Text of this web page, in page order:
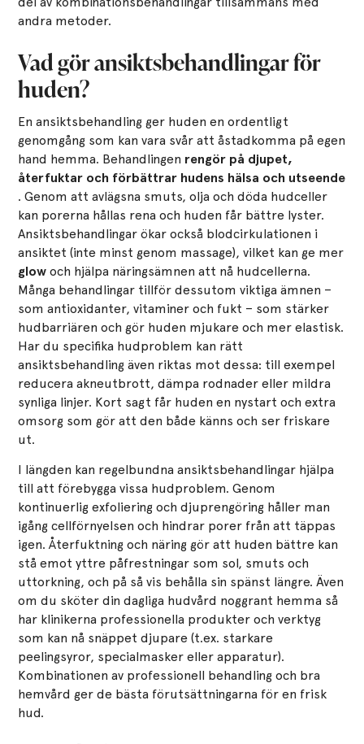
andra metoder.
Vad gör ansiktsbehandlingar för
huden?
En ansiktsbehandling ger huden en ordentligt
genomgång som kan vara svår att åstadkomma på egen
hand hemma. Behandlingen rengör på djupet,
återfuktar och förbättrar hudens hälsa och utseende
. Genom att avlägsna smuts, olja och döda hudceller
kan porerna hållas rena och huden får bättre lyster.
Ansiktsbehandlingar ökar också blodcirkulationen i
ansiktet (inte minst genom massage), vilket kan ge mer
glow och hjälpa näringsämnen att nå hudcellerna.
Många behandlingar tillför dessutom viktiga ämnen –
som antioxidanter, vitaminer och fukt – som stärker
hudbarriären och gör huden mjukare och mer elastisk.
Har du specifika hudproblem kan rätt
ansiktsbehandling även riktas mot dessa: till exempel
reducera akneutbrott, dämpa rodnader eller mildra
synliga linjer. Kort sagt får huden en nystart och extra
omsorg som gör att den både känns och ser friskare
ut.
I längden kan regelbundna ansiktsbehandlingar hjälpa
till att förebygga vissa hudproblem. Genom
kontinuerlig exfoliering och djuprengöring håller man
igång cellförnyelsen och hindrar porer från att täppas
igen. Återfuktning och näring gör att huden bättre kan
stå emot yttre påfrestningar som sol, smuts och
uttorkning, och på så vis behålla sin spänst längre​. Även
om du sköter din dagliga hudvård noggrant hemma så
har klinikerna professionella produkter och verktyg
som kan nå snäppet djupare (t.ex. starkare
peelingsyror, specialmasker eller apparatur)​.
Kombinationen av professionell behandling och bra
hemvård ger de bästa förutsättningarna för en frisk
hud.